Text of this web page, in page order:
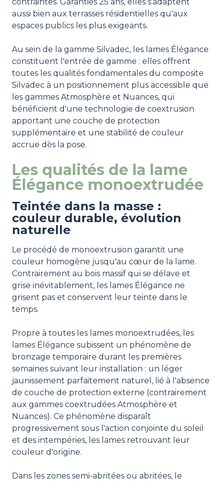
aussi bien aux terrasses résidentielles qu'aux
espaces publics les plus exigeants.
Au sein de la gamme Silvadec, les lames Élégance
constituent l'entrée de gamme : elles offrent
toutes les qualités fondamentales du composite
Silvadec à un positionnement plus accessible que
les gammes Atmosphère et Nuances, qui
bénéficient d'une technologie de coextrusion
apportant une couche de protection
supplémentaire et une stabilité de couleur
accrue dès la pose.
Les qualités de la lame
Élégance monoextrudée
Teintée dans la masse :
couleur durable, évolution
naturelle
Le procédé de monoextrusion garantit une
couleur homogène jusqu'au cœur de la lame.
Contrairement au bois massif qui se délave et
grise inévitablement, les lames Élégance ne
grisent pas et conservent leur teinte dans le
temps.
Propre à toutes les lames monoextrudées, les
lames Élégance subissent un phénomène de
bronzage temporaire durant les premières
semaines suivant leur installation : un léger
jaunissement parfaitement naturel, lié à l'absence
de couche de protection externe (contrairement
aux gammes coextrudées Atmosphère et
Nuances). Ce phénomène disparaît
progressivement sous l'action conjointe du soleil
et des intempéries, les lames retrouvant leur
couleur d'origine.
Dans les zones semi-abritées ou abritées, le